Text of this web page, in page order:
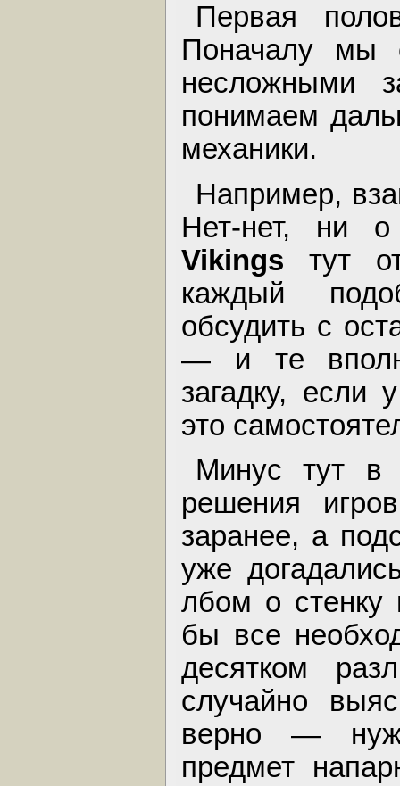
Первая
Поначалу мы
несложными
понимаем
механики.
Например,
Нет-нет, ни
Vikings тут
каждый
обсудить с
— и те
загадку, если
это
Минус тут в
решения
заранее, а
уже
лбом о стенку
бы все
десятком
случайно
верно —
предмет